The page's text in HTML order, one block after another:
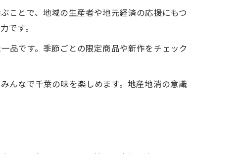
ことで、地域の生産者や地元経済の応援にもつ
です。
品です。季節ごとの限定商品や新作をチェック
んなで千葉の味を楽しめます。地産地消の意識